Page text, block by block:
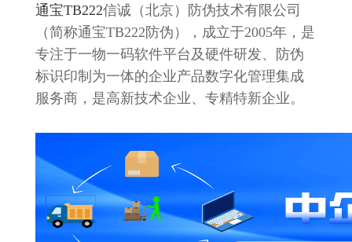
通宝TB222信诚（北京）防伪技术有限公司
（简称通宝TB222防伪），成立于2005年，是
专注于一物一码软件平台及硬件研发、防伪
标识印制为一体的企业产品数字化管理集成
服务商，是高新技术企业、专精特新企业。